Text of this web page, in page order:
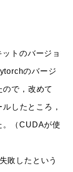
トのバージョ
のバージ
で，改めて
したところ，
。（CUDAが使
敗したという